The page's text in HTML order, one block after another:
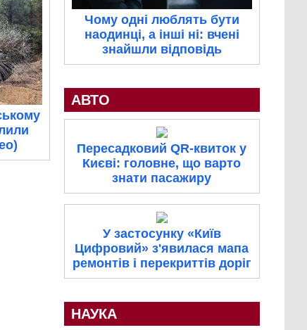
Чому одні люблять бути
наодинці, а інші ні: вчені
знайшли відповідь
АВТО
Пересадковий QR-квиток у
Києві: головне, що варто
знати пасажиру
У застосунку «Київ
Цифровий» з'явилася мапа
ремонтів і перекриттів доріг
НАУКА